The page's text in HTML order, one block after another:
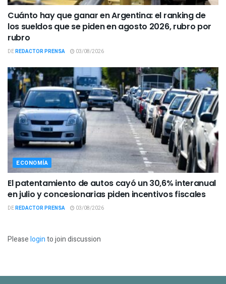
Cuánto hay que ganar en Argentina: el ranking de
los sueldos que se piden en agosto 2026, rubro por
rubro
DEREDACTOR PRENSA 03/08/2026
ECONOMÍA
El patentamiento de autos cayó un 30,6% interanual
en julio y concesionarias piden incentivos fiscales
DEREDACTOR PRENSA 03/08/2026
Pleaseloginto join discussion